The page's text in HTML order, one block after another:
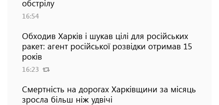
обстрілу
16:54
Обходив Харків і шукав цілі для російських
ракет: агент російської розвідки отримав 15
років
16:23
Смертність на дорогах Харківщини за місяць
зросла більш ніж удвічі